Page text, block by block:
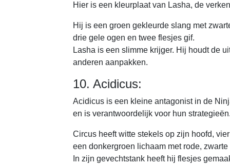
Hier is een kleurplaat van Lasha, de
Hij is een groen gekleurde slang met
drie gele ogen en twee flesjes gif.
Lasha is een slimme krijger. Hij houdt de
anderen aanpakken.
10. Acidicus:
Acidicus is een kleine antagonist in de
en is verantwoordelijk voor hun
Circus heeft witte stekels op zijn hoofd,
een donkergroen lichaam met rode,
In zijn gevechtstank heeft hij flesjes